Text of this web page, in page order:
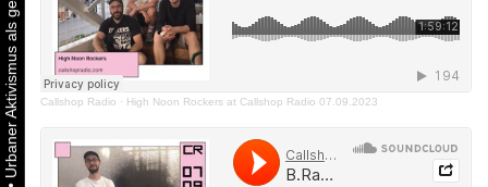
Callshop Radio · High Noon Rockers at Callshop Radio 07.09.2023